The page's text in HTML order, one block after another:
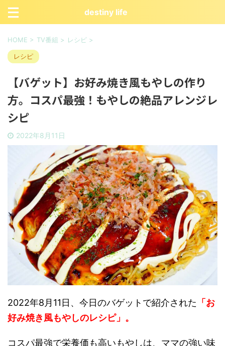
destiny life
HOME > TV番組 > レシピ >
レシピ
【バゲット】お好み焼き風もやしの作り
方。コスパ最強！もやしの絶品アレンジレ
シピ
2022年8月11日
2022年8月11日、今日のバゲットで紹介された 「お
好み焼き風もやしのレシピ」。
コスパ最強で栄養価も高いもやしは、ママの強い味